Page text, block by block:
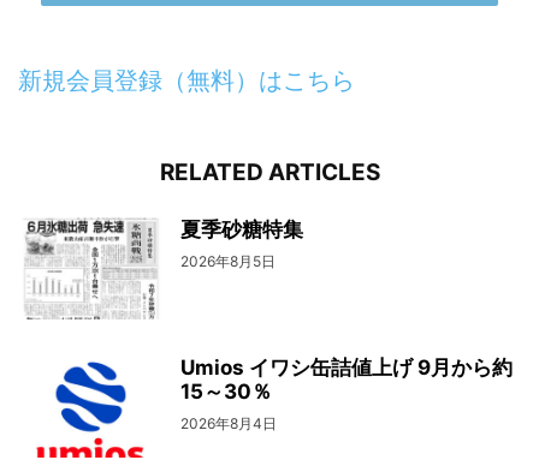
新規会員登録（無料）はこちら
RELATED ARTICLES
夏季砂糖特集
2026年8月5日
Umios イワシ缶詰値上げ 9月から約
15～30％
2026年8月4日